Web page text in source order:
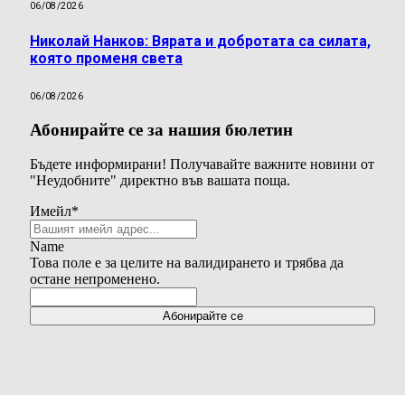
06/08/2026
Николай Нанков: Вярата и добротата са силата,
която променя света
06/08/2026
Абонирайте се за нашия бюлетин
Бъдете информирани! Получавайте важните новини от
"Неудобните" директно във вашата поща.
Имейл*
Name
Това поле е за целите на валидирането и трябва да
остане непроменено.